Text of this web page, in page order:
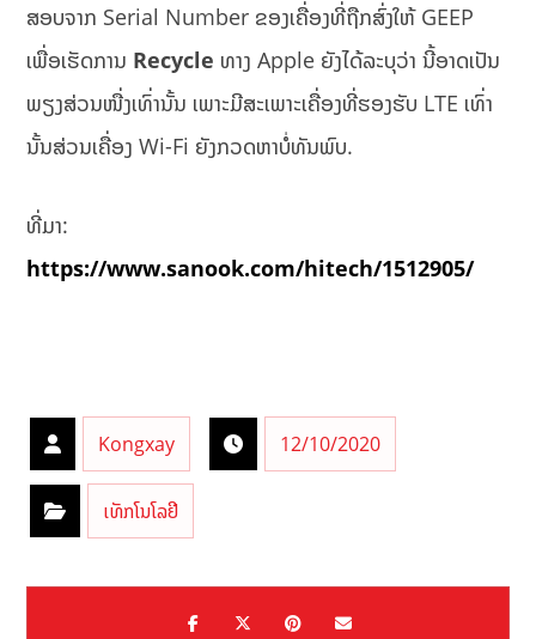
ສອບຈາກ Serial Number ຂອງເຄື່ອງທີ່ຖືກສົ່ງໃຫ້ GEEP
ເພື່ອເຮັດການ Recycle ທາງ Apple ຍັງໄດ້ລະບຸວ່າ ນີ້ອາດເປັນ
ພຽງສ່ວນໜື່ງເທົ່ານັ້ນ ເພາະມີສະເພາະເຄື່ອງທີ່ຮອງຮັບ LTE ເທົ່າ
ນັ້ນສ່ວນເຄື່ອງ Wi-Fi ຍັງກວດຫາບໍ່ທັນພົບ.
ທີ່ມາ:
https://www.sanook.com/hitech/1512905/
Kongxay 12/10/2020
ເທັກໂນໂລຢີ